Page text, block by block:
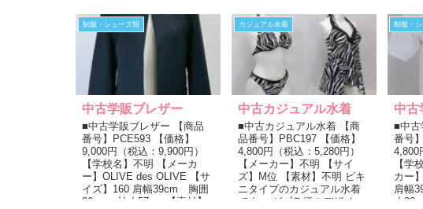
制服・シューズ類
中古学販ブレザー
■中古学販ブレザー 【商品
番号】PCE593 【価格】
9,000円（税込：9,900円）
【学校名】不明 【メーカ
ー】OLIVE des OLIVE 【サ
イズ】160 肩幅39cm 胸囲
96cm 袖丈57cm 【素材】
カジュアル水着
中古カジュアル水着
■中古カジュアル水着 【商
品番号】PBC197 【価格】
4,800円（税込：5,280円）
【メーカー】不明 【サイ
ズ】M位 【素材】不明 ビキ
ニタイプのカジュアル水着
です。 ゼブラ柄のデザイ
制服・
中古
■中古
番号
4,800
【学
カー
肩幅
丈